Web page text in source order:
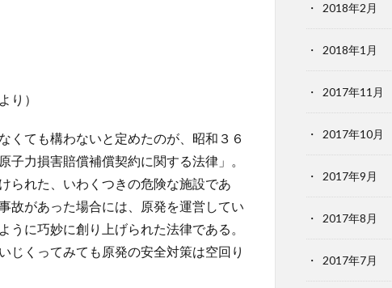
り）
くても構わないと定めたのが、昭和３６
力損害賠償補償契約に関する法律」。
られた、いわくつきの危険な施設であ
故があった場合には、原発を運営してい
に巧妙に創り上げられた法律である。
じくってみても原発の安全対策は空回り
2018年2月
2018年1月
2017年11月
2017年10月
2017年9月
2017年8月
2017年7月